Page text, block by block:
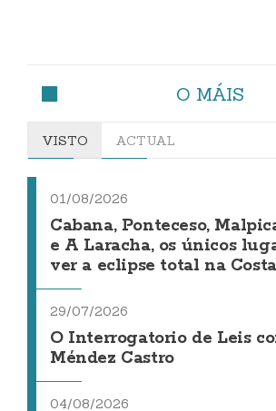
O MÁIS
VISTO ACTUAL
01/08/2026
Cabana, Ponteceso,
e A Laracha, os únicos
ver a eclipse total na
29/07/2026
O Interrogatorio de Leis
Méndez Castro
04/08/2026